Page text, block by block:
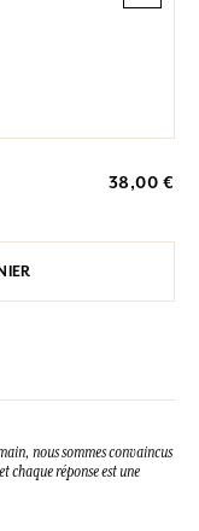
38,00 €
nous sommes convaincus
chaque réponse est une